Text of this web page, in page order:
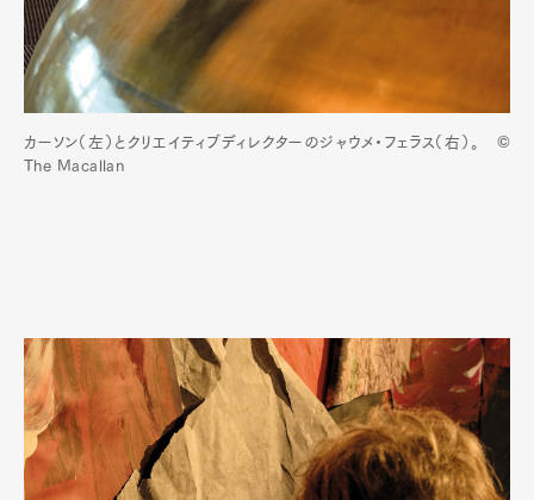
カーソン（左）とクリエイティブディレクターのジャウメ・フェラス（右）。 ©
The Macallan